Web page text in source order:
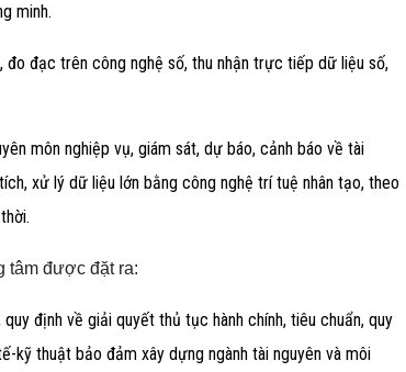
minh.
đạc trên công nghệ số, thu nhận trực tiếp dữ liệu số,
môn nghiệp vụ, giám sát, dự báo, cảnh báo về tài
xử lý dữ liệu lớn bằng công nghệ trí tuệ nhân tạo, theo
tâm được đặt ra:
định về giải quyết thủ tục hành chính, tiêu chuẩn, quy
kỹ thuật bảo đảm xây dựng ngành tài nguyên và môi